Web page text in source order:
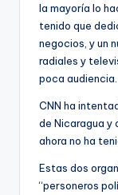
la mayoría lo
tenido que
negocios, y un
radiales y
poca audiencia.
CNN ha
de Nicaragua y
ahora no ha
Estas dos
“personeros